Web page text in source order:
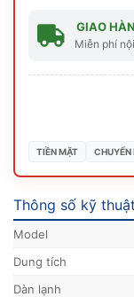
Thông số kỹ thuật
Model
Dung tích
Dàn lạnh
GIAO
Miễn phí
TIỀN MẶT CHUYỂN